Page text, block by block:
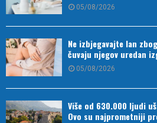
05/08/2026
Ne izbjegavajte lan
čuvaju njegov uredan
05/08/2026
Više od 630.000 ljudi
Ovo su najprometniji